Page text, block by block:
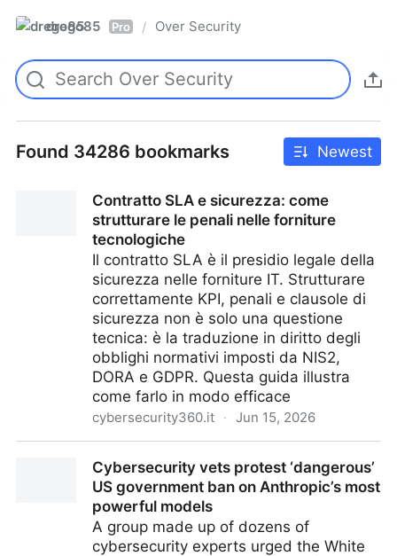
drego85 Pro / Over Security
Found 34286 bookmarks Newest
Contratto SLA e sicurezza: come
strutturare le penali nelle forniture
tecnologiche
Il contratto SLA è il presidio legale della
sicurezza nelle forniture IT. Strutturare
correttamente KPI, penali e clausole di
sicurezza non è solo una questione
tecnica: è la traduzione in diritto degli
obblighi normativi imposti da NIS2,
DORA e GDPR. Questa guida illustra
come farlo in modo efficace
cybersecurity360.it · Jun 15, 2026
nelle forniture tecnologiche
Cybersecurity vets protest ‘dangerous’
US government ban on Anthropic’s most
powerful models
A group made up of dozens of
cybersecurity experts urged the White